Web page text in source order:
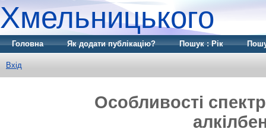
Хмельницького
Головна Як додати публікацію? Пошук : Рік
Вхід
Особливості